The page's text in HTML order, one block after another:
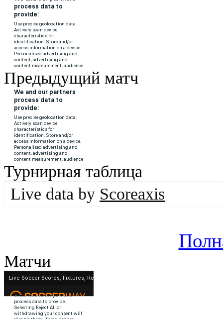
Предыдущий матч
Турнирная таблица
Live data by Scoreaxis
Матчи